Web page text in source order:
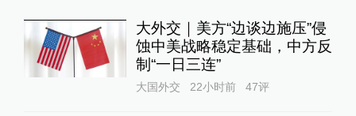
大外交｜美方“边谈边施压”侵
蚀中美战略稳定基础，中方反
制“一日三连”
大国外交 22小时前 47评